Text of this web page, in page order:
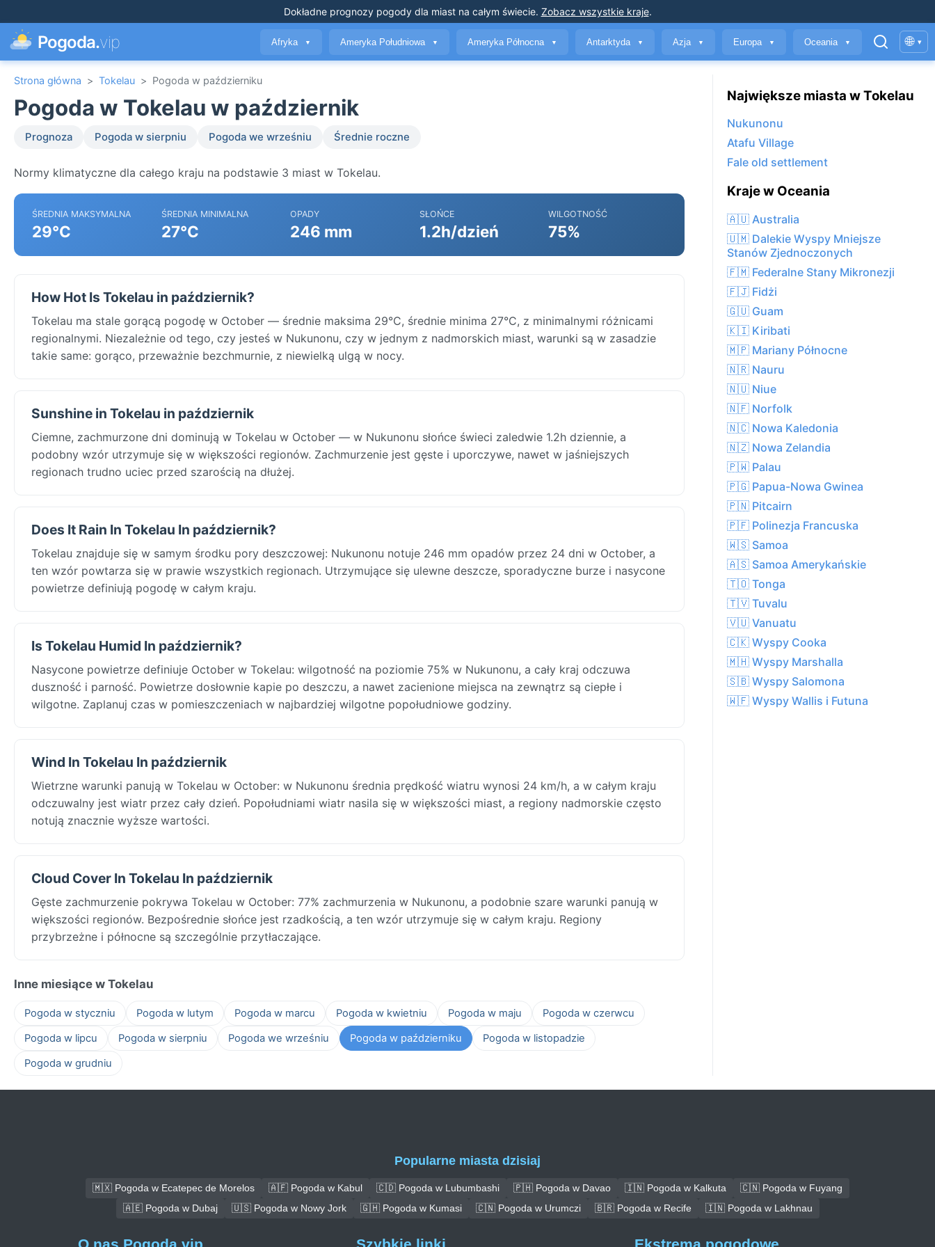
Dokładne prognozy pogodydla miast na całym świecie. Zobacz wszystkie kraje.
Pogoda.vip Afryka ▼ Ameryka Południowa ▼ Ameryka Północna ▼ Antarktyda ▼ Azja ▼ Europa ▼ Oceania ▼ 🌐 ▾
Strona główna > Tokelau > Pogoda w październiku
Pogoda w Tokelau w październik
Prognoza Pogoda w sierpniu Pogoda we wrześniu Średnie roczne
Normy klimatyczne dla całego kraju na podstawie 3 miast w Tokelau.
ŚREDNIA MAKSYMALNA
29°C
ŚREDNIA MINIMALNA
27°C
OPADY
246 mm
SŁOŃCE
1.2h/dzień
WILGOTNOŚĆ
75%
How Hot Is Tokelau in październik?
Tokelau ma stale gorącą pogodę w October — średnie maksima 29°C, średnie minima 27°C, z minimalnymi różnicami
regionalnymi. Niezależnie od tego, czy jesteś w Nukunonu, czy w jednym z nadmorskich miast, warunki są w zasadzie
takie same: gorąco, przeważnie bezchmurnie, z niewielką ulgą w nocy.
Sunshine in Tokelau in październik
Ciemne, zachmurzone dni dominują w Tokelau w October — w Nukunonu słońce świeci zaledwie 1.2h dziennie, a
podobny wzór utrzymuje się w większości regionów. Zachmurzenie jest gęste i uporczywe, nawet w jaśniejszych
regionach trudno uciec przed szarością na dłużej.
Does It Rain In Tokelau In październik?
Tokelau znajduje się w samym środku pory deszczowej: Nukunonu notuje 246 mm opadów przez 24 dni w October, a
ten wzór powtarza się w prawie wszystkich regionach. Utrzymujące się ulewne deszcze, sporadyczne burze i nasycone
powietrze definiują pogodę w całym kraju.
Is Tokelau Humid In październik?
Nasycone powietrze definiuje October w Tokelau: wilgotność na poziomie 75% w Nukunonu, a cały kraj odczuwa
duszność i parność. Powietrze dosłownie kapie po deszczu, a nawet zacienione miejsca na zewnątrz są ciepłe i
wilgotne. Zaplanuj czas w pomieszczeniach w najbardziej wilgotne popołudniowe godziny.
Wind In Tokelau In październik
Wietrzne warunki panują w Tokelau w October: w Nukunonu średnia prędkość wiatru wynosi 24 km/h, a w całym kraju
odczuwalny jest wiatr przez cały dzień. Popołudniami wiatr nasila się w większości miast, a regiony nadmorskie często
notują znacznie wyższe wartości.
Cloud Cover In Tokelau In październik
Gęste zachmurzenie pokrywa Tokelau w October: 77% zachmurzenia w Nukunonu, a podobnie szare warunki panują w
większości regionów. Bezpośrednie słońce jest rzadkością, a ten wzór utrzymuje się w całym kraju. Regiony
przybrzeżne i północne są szczególnie przytłaczające.
Inne miesiące w Tokelau
Pogoda w styczniu Pogoda w lutym Pogoda w marcu Pogoda w kwietniu Pogoda w maju
Pogoda w czerwcu
Pogoda w lipcu
Pogoda w sierpniu Pogoda we wrześniu Pogoda w październiku
Pogoda w listopadzie
Pogoda w grudniu
Największe miasta w Tokelau
Nukunonu
Atafu Village
Fale old settlement
Kraje w Oceania
🇦🇺 Australia
🇺🇲 Dalekie Wyspy Mniejsze
Stanów Zjednoczonych
🇫🇲 Federalne Stany Mikronezji
🇫🇯 Fidżi
🇬🇺 Guam
🇰🇮 Kiribati
🇲🇵 Mariany Północne
🇳🇷 Nauru
🇳🇺 Niue
🇳🇫 Norfolk
🇳🇨 Nowa Kaledonia
🇳🇿 Nowa Zelandia
🇵🇼 Palau
🇵🇬 Papua-Nowa Gwinea
🇵🇳 Pitcairn
🇵🇫 Polinezja Francuska
🇼🇸 Samoa
🇦🇸 Samoa Amerykańskie
🇹🇴 Tonga
🇹🇻 Tuvalu
🇻🇺 Vanuatu
🇨🇰 Wyspy Cooka
🇲🇭 Wyspy Marshalla
🇸🇧 Wyspy Salomona
🇼🇫 Wyspy Wallis i Futuna
Popularne miasta dzisiaj
🇲🇽 Pogoda w Ecatepec de Morelos 🇦🇫 Pogoda w Kabul 🇨🇩 Pogoda w Lubumbashi 🇵🇭 Pogoda w Davao 🇮🇳 Pogoda w Kalkuta
🇨🇳 Pogoda w Fuyang
🇦🇪 Pogoda w Dubaj
🇺🇸 Pogoda w Nowy Jork 🇬🇭 Pogoda w Kumasi 🇨🇳 Pogoda w Urumczi 🇧🇷 Pogoda w Recife 🇮🇳 Pogoda w Lakhnau